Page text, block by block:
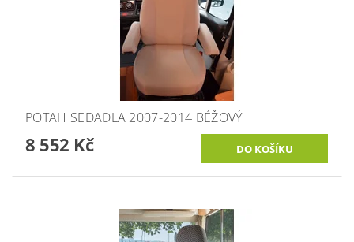
POTAH SEDADLA 2007-2014 BÉŽOVÝ
8 552 Kč